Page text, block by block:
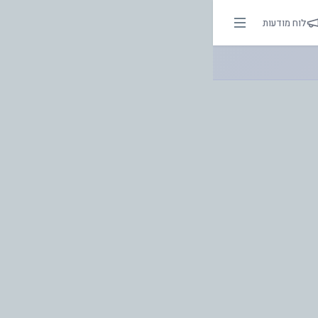
בהירות הדרךלוח מודעות